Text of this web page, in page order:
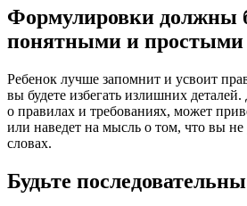
Формулировки должны
понятными и простыми
Ребенок лучше запомнит и усвоит
вы будете избегать излишних деталей.
о правилах и требованиях, может
или наведет на мысль о том, что вы
словах.
Будьте